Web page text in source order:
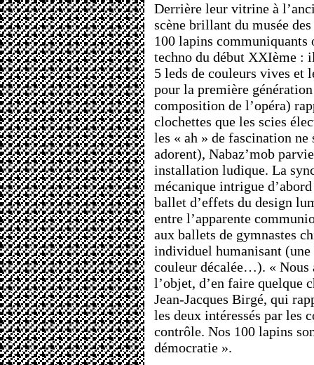
Derrière leur vitrine à
scène brillant du musée
100 lapins
techno du début XXIème :
5 leds de couleurs vives et
pour la première
composition de l’opéra)
clochettes que les scies
les « ah » de fascination ne
adorent), Nabaz’mob
installation ludique. La
mécanique intrigue
ballet d’effets du design
entre l’apparente
aux ballets de gymnastes
individuel humanisant
couleur décalée…). « Nous
l’objet, d’en faire quelque
Jean-Jacques Birgé, qui
les deux intéressés par les
contrôle. Nos 100 lapins
démocratie ».